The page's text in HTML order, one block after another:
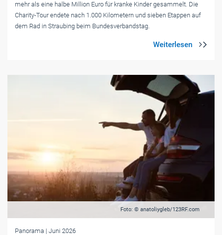
mehr als eine halbe Million Euro für kranke Kinder gesammelt. Die
Charity-Tour endete nach 1.000 Kilometern und sieben Etappen auf
dem Rad in Straubing beim Bundesverbandstag.
Foto: © anatoliygleb/123RF.com
Panorama | Juni 2026